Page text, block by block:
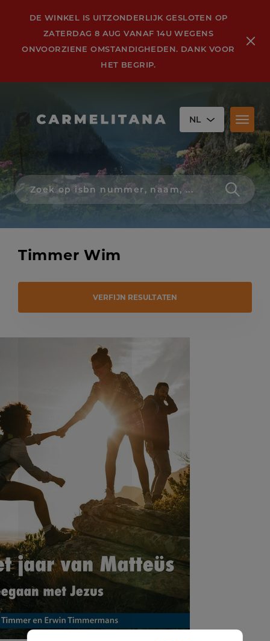
DE WINKEL IS UITZONDERLIJK GESLOTEN OP
ZATERDAG 8 AUG VANAF 14U WEGENS
ONVOORZIENE OMSTANDIGHEDEN. DANK VOOR
HET BEGRIP.
NL
Zoek
op
isbn
schrijver,
of
Timmer Wim
VERFIJN RESULTATEN